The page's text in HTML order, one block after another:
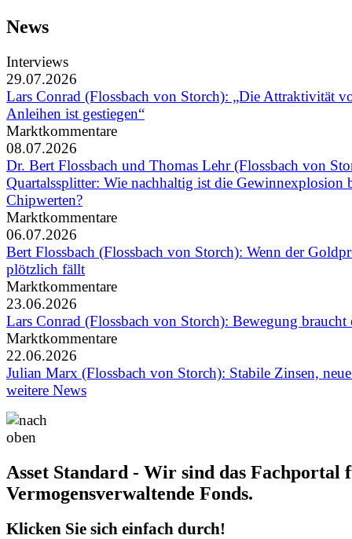
News
Interviews
29.07.2026
Lars Conrad (Flossbach von Storch): „Die Attraktivität
Anleihen ist gestiegen“
Marktkommentare
08.07.2026
Dr. Bert Flossbach und Thomas Lehr (Flossbach von
Quartalssplitter: Wie nachhaltig ist die Gewinnexplosion
Chipwerten?
Marktkommentare
06.07.2026
Bert Flossbach (Flossbach von Storch): Wenn der
plötzlich fällt
Marktkommentare
23.06.2026
Lars Conrad (Flossbach von Storch): Bewegung braucht
Marktkommentare
22.06.2026
Julian Marx (Flossbach von Storch): Stabile Zinsen,
weitere News
Asset Standard - Wir sind das Fachportal
Vermogensverwaltende Fonds.
Klicken Sie sich einfach durch!